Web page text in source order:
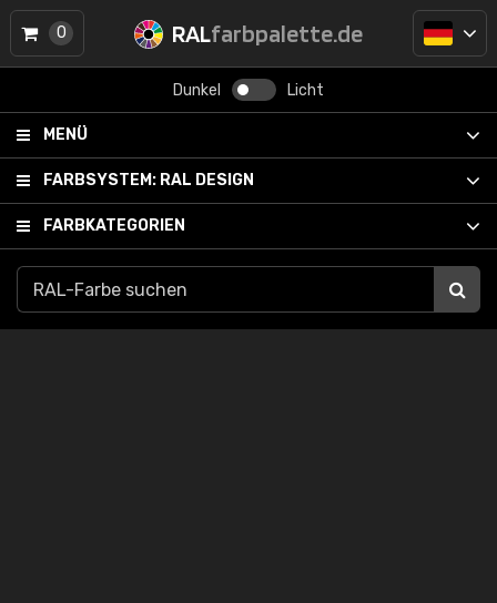
RALfarbpalette.de
Dunkel Licht
MENÜ
FARBSYSTEM: RAL DESIGN
FARBKATEGORIEN
0